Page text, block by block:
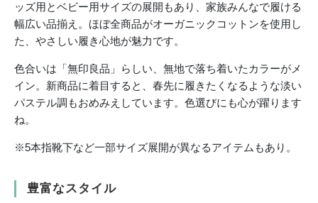
ッズ用とベビー用サイズの展開もあり、家族みんなで履ける
幅広い品揃え。ほぼ全商品がオーガニックコットンを使用し
た、やさしい履き心地が魅力です。
色合いは「無印良品」らしい、無地で落ち着いたカラーがメ
イン。新商品に着目すると、春先に履きたくなるような淡い
パステル調もおめみえしています。色選びにも心が躍ります
ね。
※5本指靴下など一部サイズ展開が異なるアイテムもあり。
豊富なスタイル